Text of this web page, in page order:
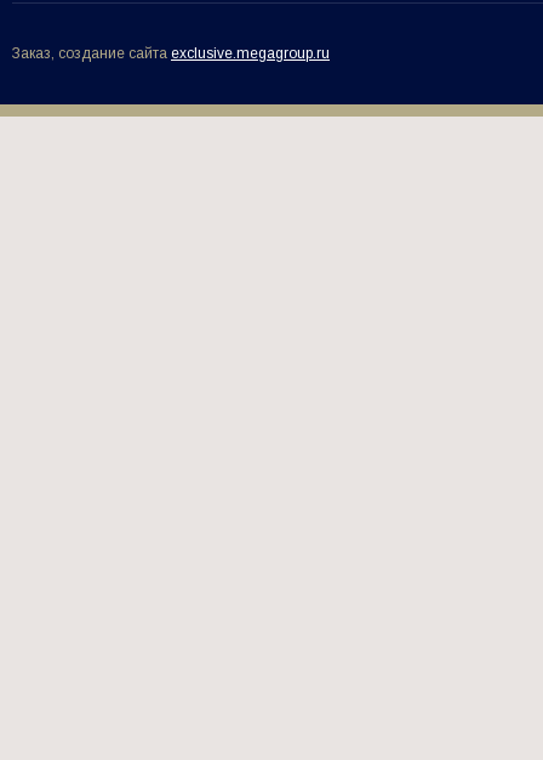
Заказ, создание сайта exclusive.megagroup.ru